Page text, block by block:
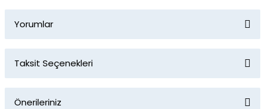
Yorumlar
Taksit Seçenekleri
Önerileriniz